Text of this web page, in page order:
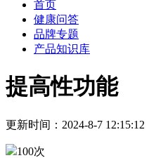
首页
健康问答
品牌专题
产品知识库
提高性功能
更新时间：2024-8-7 12:15:12
100次